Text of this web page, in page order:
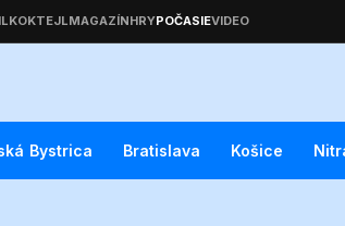
Bystrica Bratislava Košice